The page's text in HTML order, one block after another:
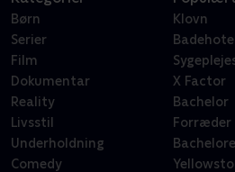
Børn
Serier
Film
Dokumentar
Reality
Livsstil
Underholdning
Comedy
Klovn
X Factor
Bachelor
Forræder